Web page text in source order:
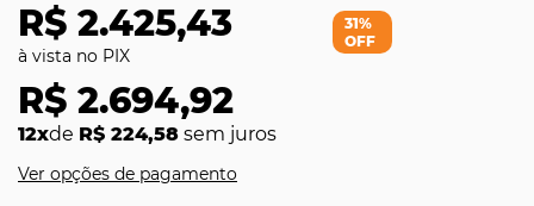
R$ 2.425,43
R$ 2.694,92
12xde R$ 224,58 sem juros
31%
OFF
Ver opções de pagamento